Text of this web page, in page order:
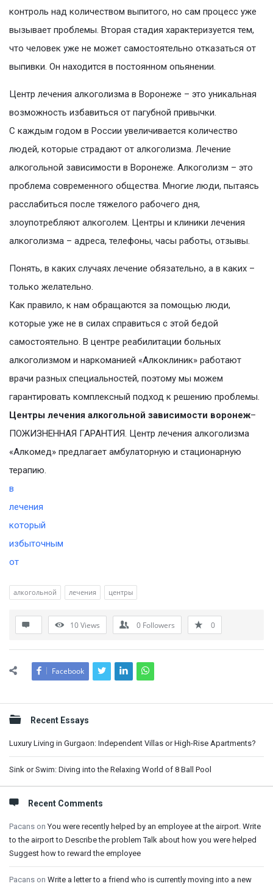
контроль над количеством выпитого, но сам процесс уже
вызывает проблемы. Вторая стадия характеризуется тем,
что человек уже не может самостоятельно отказаться от
выпивки. Он находится в постоянном опьянении.
Центр лечения алкоголизма в Воронеже – это уникальная
возможность избавиться от пагубной привычки.
С каждым годом в России увеличивается количество
людей, которые страдают от алкоголизма. Лечение
алкогольной зависимости в Воронеже. Алкоголизм – это
проблема современного общества. Многие люди, пытаясь
расслабиться после тяжелого рабочего дня,
злоупотребляют алкоголем. Центры и клиники лечения
алкоголизма – адреса, телефоны, часы работы, отзывы.
Понять, в каких случаях лечение обязательно, а в каких –
только желательно.
Как правило, к нам обращаются за помощью люди,
которые уже не в силах справиться с этой бедой
самостоятельно. В центре реабилитации больных
алкоголизмом и наркоманией «Алкоклиник» работают
врачи разных специальностей, поэтому мы можем
гарантировать комплексный подход к решению проблемы.
Центры лечения алкогольной зависимости воронеж–
ПОЖИЗНЕННАЯ ГАРАНТИЯ. Центр лечения алкоголизма
«Алкомед» предлагает амбулаторную и стационарную
терапию.
в
лечения
который
избыточным
от
алкогольной лечения центры
10Views 0 Followers 0
Facebook
Sidebar
Recent Essays
Luxury Living in Gurgaon: Independent Villas or High-Rise Apartments?
Sink or Swim: Diving into the Relaxing World of 8 Ball Pool
Recent Comments
Pacans onYou were recently helped by an employee at the airport. Write
to the airport to Describe the problem Talk about how you were helped
Suggest how to reward the employee
Pacans on Write a letter to a friend who is currently moving into a new